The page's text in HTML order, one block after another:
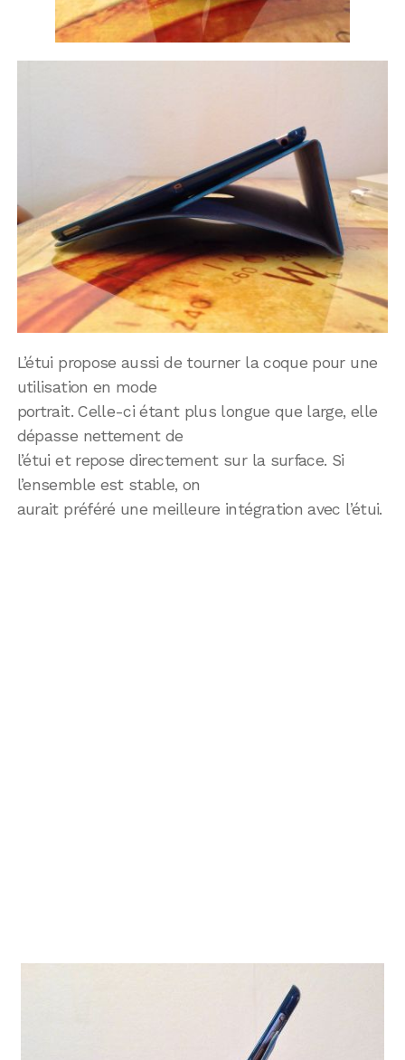
L’étui propose aussi de tourner la coque pour une
utilisation en mode
portrait. Celle-ci étant plus longue que large, elle
dépasse nettement de
l’étui et repose directement sur la surface. Si
l’ensemble est stable, on
aurait préféré une meilleure intégration avec l’étui.